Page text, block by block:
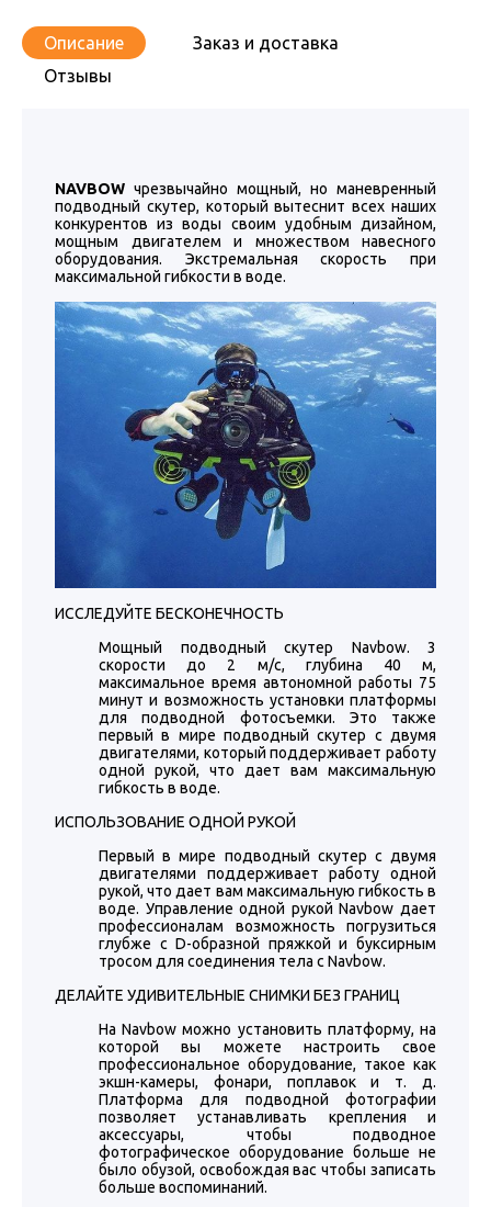
Описание
Заказ и доставка
Отзывы
NAVBOW чрезвычайно мощный, но маневренный
подводный скутер, который вытеснит всех наших
конкурентов из воды своим удобным дизайном,
мощным двигателем и множеством навесного
оборудования. Экстремальная скорость при
максимальной гибкости в воде.
ИССЛЕДУЙТЕ БЕСКОНЕЧНОСТЬ
Мощный подводный скутер Navbow. 3
скорости до 2 м/с, глубина 40 м,
максимальное время автономной работы 75
минут и возможность установки платформы
для подводной фотосъемки. Это также
первый в мире подводный скутер с двумя
двигателями, который поддерживает работу
одной рукой, что дает вам максимальную
гибкость в воде.
ИСПОЛЬЗОВАНИЕ ОДНОЙ РУКОЙ
Первый в мире подводный скутер с двумя
двигателями поддерживает работу одной
рукой, что дает вам максимальную гибкость в
воде. Управление одной рукой Navbow дает
профессионалам возможность погрузиться
глубже с D-образной пряжкой и буксирным
тросом для соединения тела с Navbow.
ДЕЛАЙТЕ УДИВИТЕЛЬНЫЕ СНИМКИ БЕЗ ГРАНИЦ
На Navbow можно установить платформу, на
которой вы можете настроить свое
профессиональное оборудование, такое как
экшн-камеры, фонари, поплавок и т. д.
Платформа для подводной фотографии
позволяет устанавливать крепления и
аксессуары, чтобы подводное
фотографическое оборудование больше не
было обузой, освобождая вас чтобы записать
больше воспоминаний.